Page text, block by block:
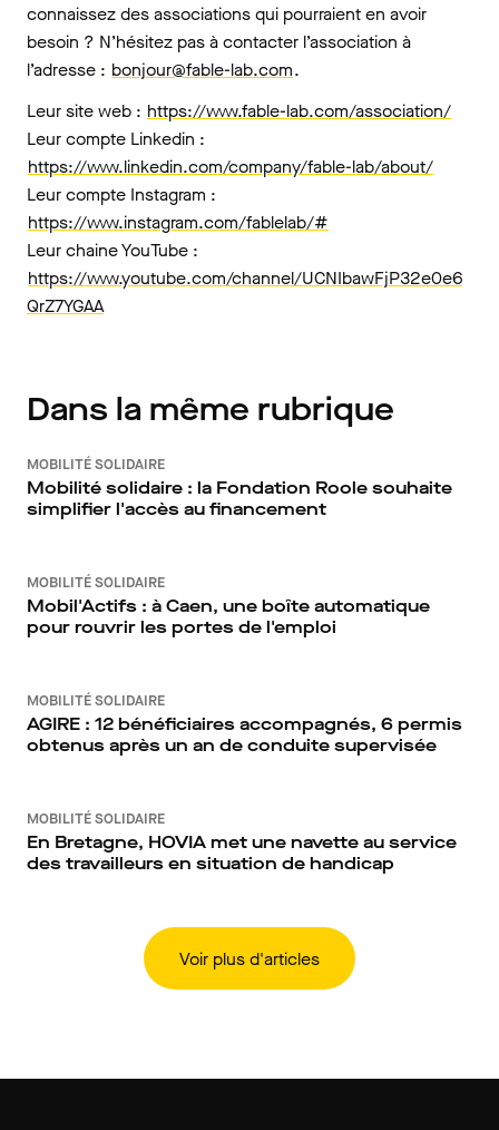
connaissez des associations qui pourraient en avoir
besoin ? N’hésitez pas à contacter l’association à
l’adresse : bonjour@fable-lab.com.
Leur site web : https://www.fable-lab.com/association/
Leur compte Linkedin :
https://www.linkedin.com/company/fable-lab/about/
Leur compte Instagram :
https://www.instagram.com/fablelab/#
Leur chaine YouTube :
https://www.youtube.com/channel/UCNIbawFjP32e0e6
QrZ7YGAA
Dans la même rubrique
MOBILITÉ SOLIDAIRE
Mobilité solidaire : la Fondation Roole souhaite
simplifier l'accès au financement
MOBILITÉ SOLIDAIRE
Mobil'Actifs : à Caen, une boîte automatique
pour rouvrir les portes de l'emploi
MOBILITÉ SOLIDAIRE
AGIRE : 12 bénéficiaires accompagnés, 6 permis
obtenus après un an de conduite supervisée
MOBILITÉ SOLIDAIRE
En Bretagne, HOVIA met une navette au service
des travailleurs en situation de handicap
Voir plus d'articles